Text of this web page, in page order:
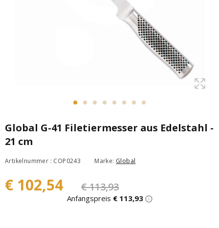
Global G-41 Filetiermesser aus Edelstahl -
21 cm
Artikelnummer : COP0243 Marke: Global
€ 102,54 € 113,93
Anfangspreis € 113,93